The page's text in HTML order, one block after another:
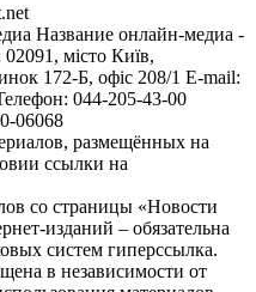
Название онлайн-медиа -
місто Київ,
172-Б, офіс 208/1 E-mail:
044-205-43-00
06068
размещённых на
ссылки на
со страницы «Новости
изданий – обязательна
систем гиперссылка.
в независимости от